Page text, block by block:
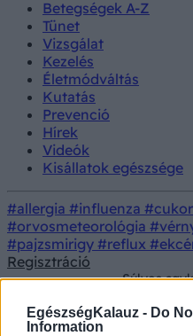
EgészségKalauz - Do
Information
Betegségek A-Z
Tünet
Vizsgálat
Kezelés
Életmódváltás
Kutatás
Prevenció
Hírek
Videók
Kisállatok egészsége
#allergia #influenza
#orvosmeteorológia
#pajzsmirigy #reflux
Regisztráció
Súlyos
vitaminnak